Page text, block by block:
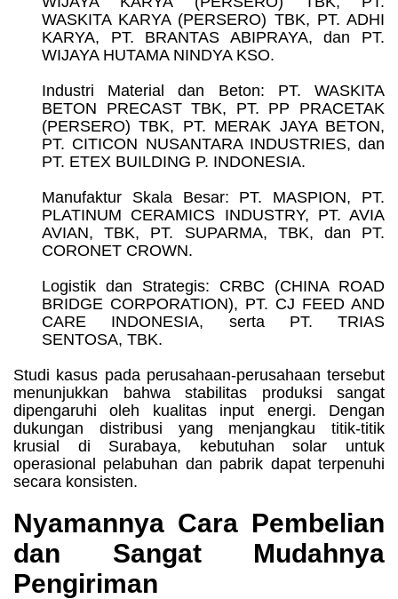
WASKITA KARYA (PERSERO) TBK, PT. ADHI
KARYA, PT. BRANTAS ABIPRAYA, dan PT.
WIJAYA HUTAMA NINDYA KSO.
Industri Material dan Beton: PT. WASKITA
BETON PRECAST TBK, PT. PP PRACETAK
(PERSERO) TBK, PT. MERAK JAYA BETON,
PT. CITICON NUSANTARA INDUSTRIES, dan
PT. ETEX BUILDING P. INDONESIA.
Manufaktur Skala Besar: PT. MASPION, PT.
PLATINUM CERAMICS INDUSTRY, PT. AVIA
AVIAN, TBK, PT. SUPARMA, TBK, dan PT.
CORONET CROWN.
Logistik dan Strategis: CRBC (CHINA ROAD
BRIDGE CORPORATION), PT. CJ FEED AND
CARE INDONESIA, serta PT. TRIAS
SENTOSA, TBK.
Studi kasus pada perusahaan-perusahaan tersebut
menunjukkan bahwa stabilitas produksi sangat
dipengaruhi oleh kualitas input energi. Dengan
dukungan distribusi yang menjangkau titik-titik
krusial di Surabaya, kebutuhan solar untuk
operasional pelabuhan dan pabrik dapat terpenuhi
secara konsisten.
Nyamannya Cara Pembelian
dan Sangat Mudahnya
Pengiriman